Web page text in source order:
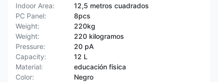
Indoor Area:
12,5 metros cuadrados
PC Panel:
8pcs
Weight:
220kg
Weight:
220 kilogramos
Pressure:
20 pA
Capacity:
12 L
Material:
educación física
Color:
Negro